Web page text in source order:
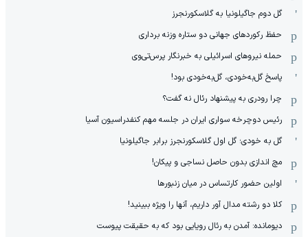
گل دوم جاگیلونیا به گلاسکورنجرز
حفظ رکوردهای جهانی دو ستاره وزنه برداری
حمله نیروهای اسرائیلی به خبرنگار پرس‌تی‌وی
پاسخ گل‌به‌خودی، گل‌به‌خودی بود!
چرا رودری به پیشنهاد رئال نه گفت؟
رئیس دوچرخه سواری ایران در جلسه مهم کنفدراسیون آسیا
گل به خودی؛ گل اول گلاسکورنجرز برابر جاگیلونیا
مچ اندازی بدون حاصل نساجی و پیکان!
اولین حضور کارتساس در میان زنبورها
کلا دو‌ رشته مدال آور داریم، آنها را ویژه ببینید!
دیومانده: آمدن به رئال رویایی بود که به حقیقت پیوست